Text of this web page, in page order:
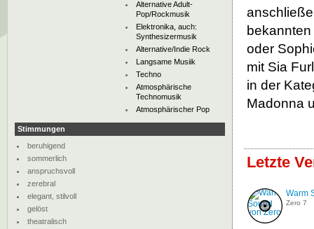
oder
mit Sia
in der
Madonna
Letzte
Warm
Zero 7
Alternative Adult-
Pop/Rockmusik
Elektronika, auch:
Synthesizermusik
Alternative/Indie Rock
Langsame Musiik
Techno
Atmosphärische
Technomusik
Atmosphärischer Pop
Stimmungen
beruhigend
sommerlich
anspruchsvoll
zerebral
elegant, stilvoll
gelöst
theatralisch